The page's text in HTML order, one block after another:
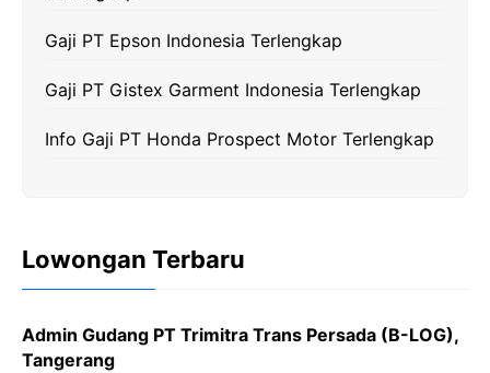
Gaji PT Epson Indonesia Terlengkap
Gaji PT Gistex Garment Indonesia Terlengkap
Info Gaji PT Honda Prospect Motor Terlengkap
Lowongan Terbaru
Admin Gudang PT Trimitra Trans Persada (B-LOG),
Tangerang